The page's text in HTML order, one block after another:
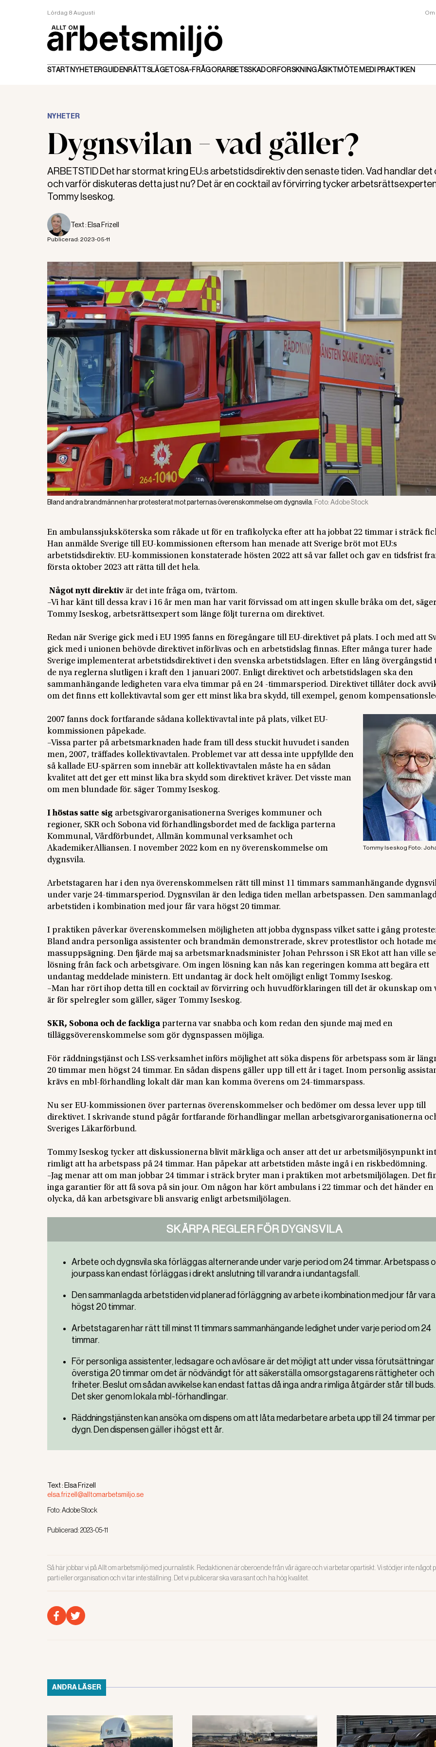
Lördag 8 Augusti
STARTNYHETERGUIDEN RÄTTSLÄGETOSA-FRÅGORARBETSSKADORFORSKNINGÅSIKTMÖTE MED I PRAKTIKEN
NYHETER
Dygnsvilan - vad gäller?
ARBETSTID Det har stormat kring EU:s arbetstidsdirektiv den senaste tiden. Vad handlar det
och varför diskuteras detta just nu? Det är en cocktail av förvirring tycker
Tommy Iseskog.
Text : Elsa Frizell
Publicerad: 2023-05-11
Bland andra brandmännen har protesterat mot parternas överenskommelse om dygnsvila. Foto:Adobe Stock
En ambulanssjuksköterska som råkade ut för en trafikolycka efter att ha jobbat 22 timmar i sträck
Han anmälde Sverige till EU-kommissionen eftersom han menade att Sverige bröt mot EU:s
arbetstidsdirektiv. EU-kommissionen konstaterade hösten 2022 att så var fallet och gav en tidsfrist
första oktober 2023 att rätta till det hela.
Något nytt direktivär det inte fråga om, tvärtom.
–Vi har känt till dessa krav i 16 år men man har varit förvissad om att ingen skulle bråka om det, säger
Tommy Iseskog, arbetsrättsexpert som länge följt turerna om direktivet.
Redan när Sverige gick med i EU 1995 fanns en föregångare till EU-direktivet på plats. I och med att
gick med i unionen behövde direktivet införlivas och en arbetstidslag finnas. Efter många turer hade
Sverige implementerat arbetstidsdirektivet i den svenska arbetstidslagen. Efter en lång övergångstid
de nya reglerna slutligen i kraft den 1 januari 2007. Enligt direktivet och arbetstidslagen ska den
sammanhängande ledigheten vara elva timmar på en 24 -timmarsperiod. Direktivet tillåter dock
om det finns ett kollektivavtal som ger ett minst lika bra skydd, till exempel, genom
Tommy Iseskog Foto:
2007 fanns dock fortfarande sådana kollektivavtal inte på plats, vilket EU-
kommissionen påpekade.
–Vissa parter på arbetsmarknaden hade fram till dess stuckit huvudet i sanden
men, 2007, träffades kollektivavtalen. Problemet var att dessa inte uppfyllde den
så kallade EU-spärren som innebär att kollektivavtalen måste ha en sådan
kvalitet att det ger ett minst lika bra skydd som direktivet kräver. Det visste man
om men blundade för. säger Tommy Iseskog.
I höstas satte sig arbetsgivarorganisationerna Sveriges kommuner och
regioner, SKR och Sobona vid förhandlingsbordet med de fackliga parterna
Kommunal, Vårdförbundet, Allmän kommunal verksamhet och
AkademikerAlliansen. I november 2022 kom en ny överenskommelse om
dygnsvila.
Arbetstagaren har i den nya överenskommelsen rätt till minst 11 timmars sammanhängande
under varje 24-timmarsperiod. Dygnsvilan är den lediga tiden mellan arbetspassen. Den
arbetstiden i kombination med jour får vara högst 20 timmar.
I praktiken påverkar överenskommelsen möjligheten att jobba dygnspass vilket satte i gång
Bland andra personliga assistenter och brandmän demonstrerade, skrev protestlistor och hotade
massuppsägning. Den fjärde maj sa arbetsmarknadsminister Johan Pehrsson i SR Ekot att han ville
lösning från fack och arbetsgivare. Om ingen lösning kan nås kan regeringen komma att begära ett
undantag meddelade ministern. Ett undantag är dock helt omöjligt enligt Tommy Iseskog.
–Man har rört ihop detta till en cocktail av förvirring och huvudförklaringen till det är okunskap om
är för spelregler som gäller, säger Tommy Iseskog.
SKR, Sobona och de fackliga parterna var snabba och kom redan den sjunde maj med en
tilläggsöverenskommelse som gör dygnspassen möjliga.
För räddningstjänst och LSS-verksamhet införs möjlighet att söka dispens för arbetspass som är
20 timmar men högst 24 timmar. En sådan dispens gäller upp till ett år i taget. Inom personlig
krävs en mbl-förhandling lokalt där man kan komma överens om 24-timmarspass.
Nu ser EU-kommissionen över parternas överenskommelser och bedömer om dessa lever upp till
direktivet. I skrivande stund pågår fortfarande förhandlingar mellan arbetsgivarorganisationerna
Sveriges Läkarförbund.
Tommy Iseskog tycker att diskussionerna blivit märkliga och anser att det ur arbetsmiljösynpunkt
rimligt att ha arbetspass på 24 timmar. Han påpekar att arbetstiden måste ingå i en riskbedömning.
–Jag menar att om man jobbar 24 timmar i sträck bryter man i praktiken mot arbetsmiljölagen. Det
inga garantier för att få sova på sin jour. Om någon har kört ambulans i 22 timmar och det händer en
olycka, då kan arbetsgivare bli ansvarig enligt arbetsmiljölagen.
SKÄRPA REGLER FÖR DYGNSVILA
Arbete och dygnsvila ska förläggas alternerande under varje period om 24 timmar. Arbetspass
jourpass kan endast förläggas i direkt anslutning till varandra i undantagsfall.
Den sammanlagda arbetstiden vid planerad förläggning av arbete i kombination med jour får vara
högst 20 timmar.
Arbetstagaren har rätt till minst 11 timmars sammanhängande ledighet under varje period om 24
timmar.
För personliga assistenter, ledsagare och avlösare är det möjligt att under vissa förutsättningar
överstiga 20 timmar om det är nödvändigt för att säkerställa omsorgstagarens rättigheter och
friheter. Beslut om sådan avvikelse kan endast fattas då inga andra rimliga åtgärder står till buds.
Det sker genom lokala mbl-förhandlingar.
Räddningstjänsten kan ansöka om dispens om att låta medarbetare arbeta upp till 24 timmar per
dygn. Den dispensen gäller i högst ett år.
Text :Elsa Frizell
elsa.frizell@alltomarbetsmiljo.se
Foto:Adobe Stock
Publicerad:2023-05-11
Så här jobbar vi på Allt om arbetsmiljö med journalistik. Redaktionen är oberoende från vår ägare och vi arbetar opartiskt. Vi stödjer inte något
parti eller organisation och vi tar inte ställning. Det vi publicerar ska vara sant och ha hög kvalitet.
ANDRA LÄSER